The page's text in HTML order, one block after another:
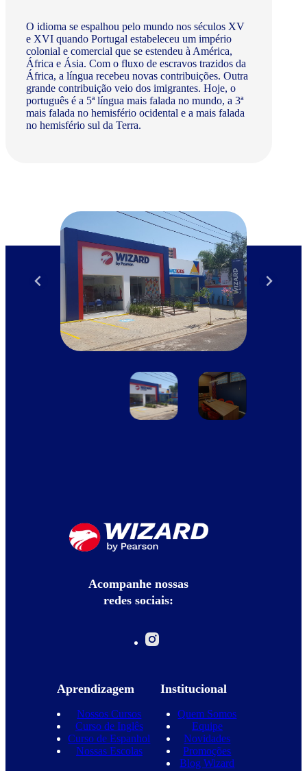
O idioma se espalhou pelo mundo nos séculos XV
e XVI quando Portugal estabeleceu um império
colonial e comercial que se estendeu à América,
África e Ásia. Com o fluxo de escravos trazidos da
África, a língua recebeu novas contribuições. Outra
grande contribuição veio dos imigrantes. Hoje, o
português é a 5ª língua mais falada no mundo, a 3ª
mais falada no hemisfério ocidental e a mais falada
no hemisfério sul da Terra.
Acompanhe nossas
redes sociais:
Aprendizagem
Nossos Cursos
Curso de Inglês
Curso de Espanhol
Nossas Escolas
Institucional
Quem Somos
Equipe
Novidades
Promoções
Blog Wizard